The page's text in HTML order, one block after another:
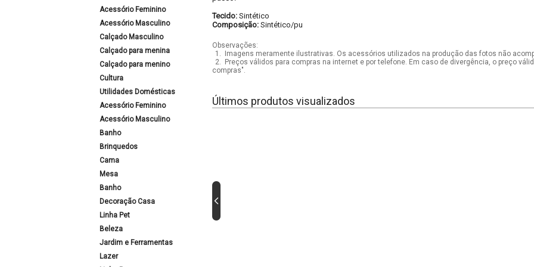
Acessório Feminino
Acessório Masculino
Calçado Masculino
Calçado para menina
Calçado para menino
Cultura
Utilidades Domésticas
Acessório Feminino
Acessório Masculino
Banho
Brinquedos
Cama
Mesa
Banho
Decoração Casa
Linha Pet
Beleza
Jardim e Ferramentas
Lazer
Tecido: Sintético
Composição: Sintético/pu
Observações:
1.
Imagens meramente ilustrativas. Os acessórios utilizados na produção das fotos não
2.
Preços válidos para compras na internet e por telefone. Em caso de divergência, o preço
compras".
Últimos produtos visualizados